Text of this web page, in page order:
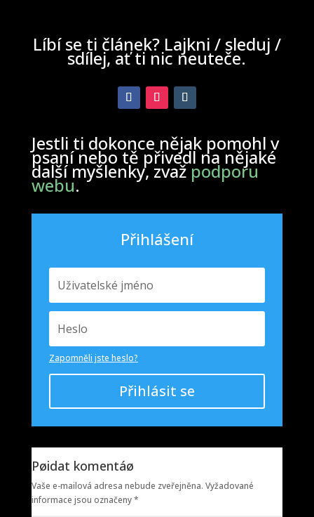
Líbí se ti článek? Lajkni / sleduj /
sdílej, ať ti nic neuteče.
Jestli ti dokonce nějak pomohl v
psaní nebo tě přivedl na nějaké
další myšlenky, zvažpodporu
webu.
Přihlášení
Zapomněli jste heslo?
Přihlásit se
Pøidat komentáø
Vaše e-mailová adresa nebude zveřejněna. Vyžadované
informace jsou označeny*